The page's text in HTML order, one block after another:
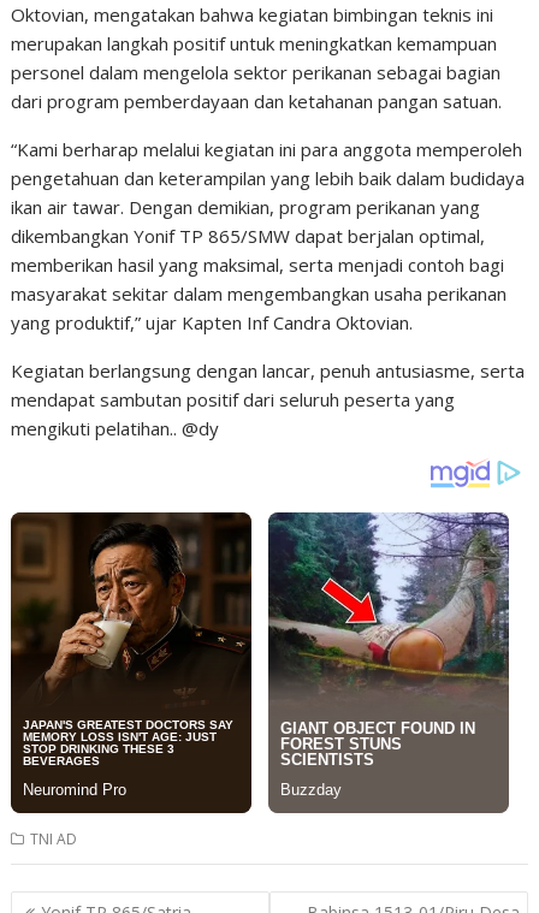
Oktovian, mengatakan bahwa kegiatan bimbingan teknis ini
merupakan langkah positif untuk meningkatkan kemampuan
personel dalam mengelola sektor perikanan sebagai bagian
dari program pemberdayaan dan ketahanan pangan satuan.
“Kami berharap melalui kegiatan ini para anggota memperoleh
pengetahuan dan keterampilan yang lebih baik dalam budidaya
ikan air tawar. Dengan demikian, program perikanan yang
dikembangkan Yonif TP 865/SMW dapat berjalan optimal,
memberikan hasil yang maksimal, serta menjadi contoh bagi
masyarakat sekitar dalam mengembangkan usaha perikanan
yang produktif,” ujar Kapten Inf Candra Oktovian.
Kegiatan berlangsung dengan lancar, penuh antusiasme, serta
mendapat sambutan positif dari seluruh peserta yang
mengikuti pelatihan.. @dy
TNI AD
Post